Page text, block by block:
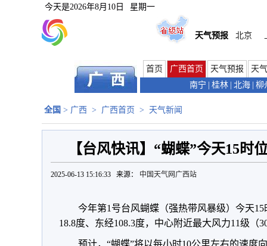
今天是2026年8月10日 星期一
天气预报 北京
首页 广西首页 天气预报
天
南宁
桂林 北海 柳
全国 > 广西 > 广西首页 > 天气新闻
【台风快讯】“蝴蝶”今天15时
2025-06-13 15:16:33 来源： 中国天气网广西站
今年第1号台风蝴蝶（强热带风暴级）今天
18.8度、东经108.3度，中心附近最大风力11级（
预计，“蝴蝶”将以每小时10公里左右的速度